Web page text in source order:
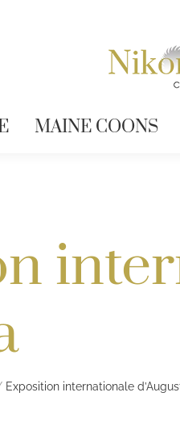
MAINE COONS
Exposition internationale